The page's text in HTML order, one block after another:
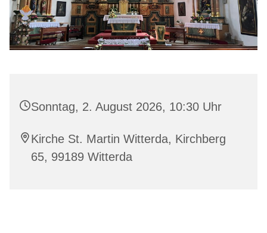
Sonntag, 2. August 2026, 10:30 Uhr
Kirche St. Martin Witterda, Kirchberg
65, 99189 Witterda